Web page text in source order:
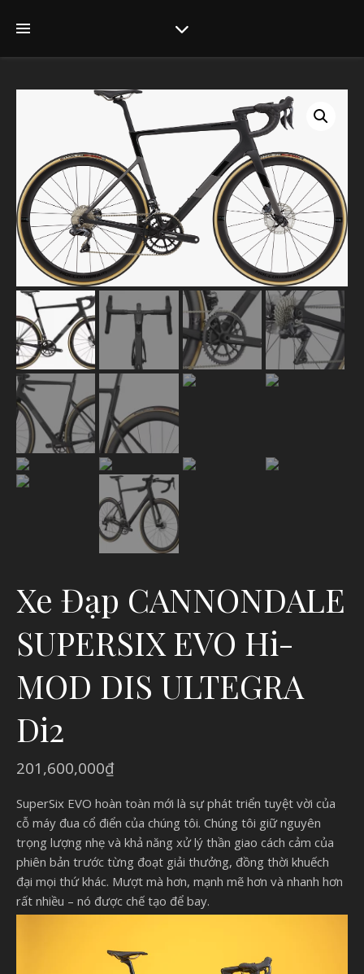
Xe Đạp CANNONDALE
SUPERSIX EVO Hi-
MOD DIS ULTEGRA
Di2
201,600,000₫
SuperSix EVO hoàn toàn mới là sự phát triển tuyệt vời của
cỗ máy đua cổ điển của chúng tôi. Chúng tôi giữ nguyên
trọng lượng nhẹ và khả năng xử lý thần giao cách cảm của
phiên bản trước từng đoạt giải thưởng, đồng thời khuếch
đại mọi thứ khác. Mượt mà hơn, mạnh mẽ hơn và nhanh hơn
rất nhiều – nó được chế tạo để bay.